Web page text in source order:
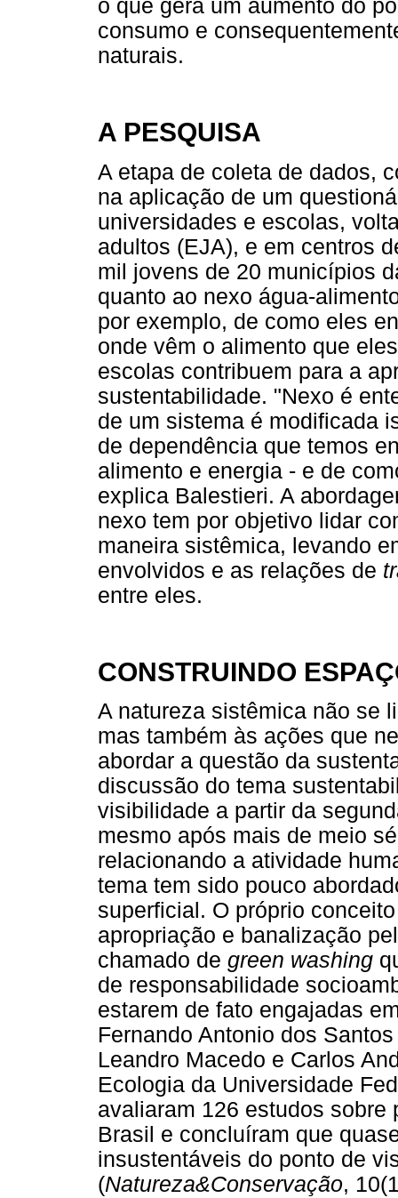
o que gera um aumento do
consumo e
naturais.
A PESQUISA
A etapa de coleta de dados,
na aplicação de um
universidades e escolas,
adultos (EJA), e em centros
mil jovens de 20 municípios
quanto ao nexo água-
por exemplo, de como eles
onde vêm o alimento que
escolas contribuem para a
sustentabilidade. "Nexo é
de um sistema é modificada
de dependência que temos
alimento e energia - e de
explica Balestieri. A
nexo tem por objetivo lidar
maneira sistêmica, levando
envolvidos e as relações de
entre eles.
CONSTRUINDO
A natureza sistêmica não se
mas também às ações que
abordar a questão da
discussão do tema
visibilidade a partir da
mesmo após mais de meio
relacionando a atividade
tema tem sido pouco
superficial. O próprio
apropriação e banalização
chamado de green washing
de responsabilidade
estarem de fato engajadas
Fernando Antonio dos
Leandro Macedo e Carlos
Ecologia da Universidade
avaliaram 126 estudos
Brasil e concluíram que
insustentáveis do ponto de
(Natureza&Conservação,